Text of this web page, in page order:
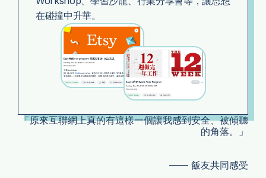
馬來西亞
美國灣區
荷蘭
西雅圖
在碰撞中升華。
「原來互聯網上真的有這樣一個讓我感到安全、被傾聽
的角落。」
—— 飯友共同感受